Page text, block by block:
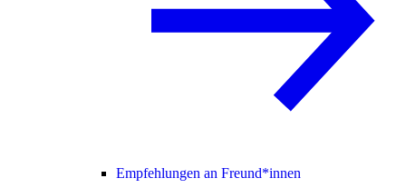
Empfehlungen an Freund*innen